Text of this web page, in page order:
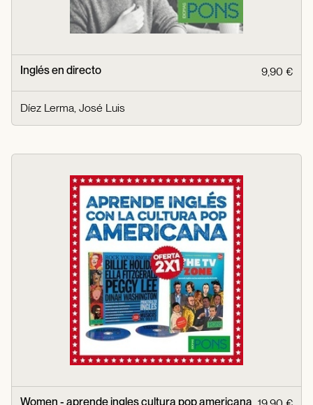
Inglés en directo 9,90 €
Díez Lerma, José Luis
Women - aprende ingles cultura pop americana